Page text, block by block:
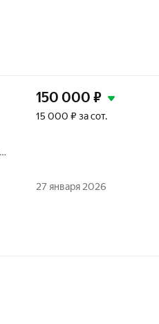
150 000 ₽
15 000 ₽ за сот.
27 января 2026